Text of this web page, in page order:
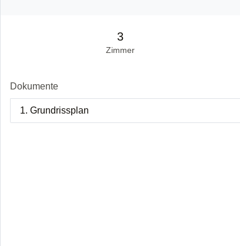
3
Zimmer
Dokumente
1. Grundrissplan